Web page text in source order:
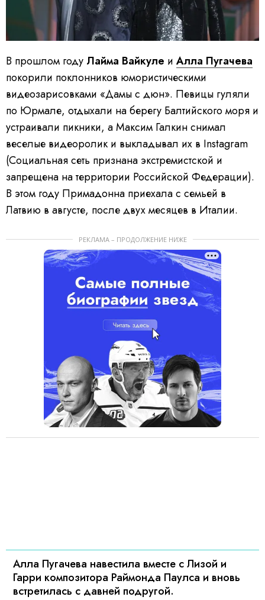
В прошлом году Лайма Вайкуле и Алла Пугачева
покорили поклонников юмористическими
видеозарисовками «Дамы с дюн». Певицы гуляли
по Юрмале, отдыхали на берегу Балтийского моря и
устраивали пикники, а Максим Галкин снимал
веселые видеоролик и выкладывал их в Instagram
(Социальная сеть признана экстремистской и
запрещена на территории Российской Федерации).
В этом году Примадонна приехала с семьей в
Латвию в августе, после двух месяцев в Италии.
РЕКЛАМА – ПРОДОЛЖЕНИЕ НИЖЕ
Алла Пугачева навестила вместе с Лизой и
Гарри композитора Раймонда Паулса и вновь
встретилась с давней подругой.